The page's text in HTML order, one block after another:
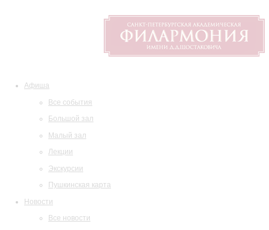
Афиша
Все события
Большой зал
Малый зал
Лекции
Экскурсии
Пушкинская карта
Новости
Все новости